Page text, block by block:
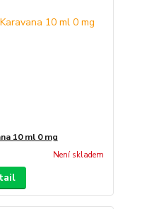
10 ml 0 mg
Není skladem